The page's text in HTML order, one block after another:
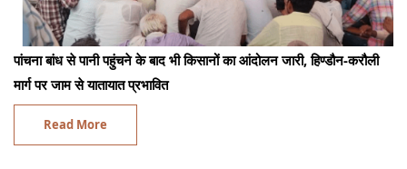
पांचना बांध से पानी पहुंचने के बाद भी किसानों का आंदोलन जारी, हिण्डौन-करौली
मार्ग पर जाम से यातायात प्रभावित
Read More